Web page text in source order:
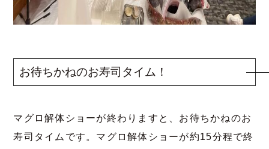
お待ちかねのお寿司タイム！
マグロ解体ショーが終わりますと、お待ちかねのお
寿司タイムです。マグロ解体ショーが約15分程で終